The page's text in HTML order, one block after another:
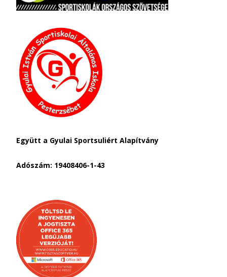
Együtt a Gyulai Sportsuliért Alapítvány
Adószám: 19408406-1-43